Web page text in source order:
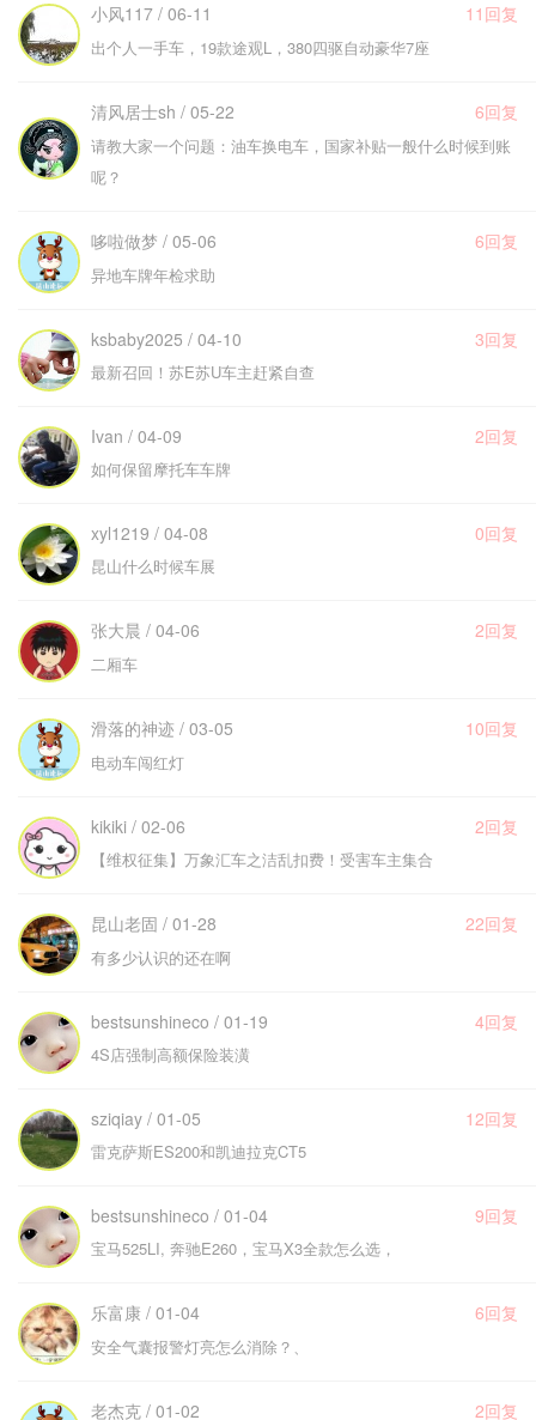
小风117 / 06-11 11回复
出个人一手车，19款途观L，380四驱自动豪华7座
清风居士sh / 05-22 6回复
请教大家一个问题：油车换电车，国家补贴一般什么时候到账
呢？
哆啦做梦 / 05-06 6回复
异地车牌年检求助
ksbaby2025 / 04-10 3回复
最新召回！苏E苏U车主赶紧自查
Ivan / 04-09 2回复
如何保留摩托车车牌
xyl1219 / 04-08 0回复
昆山什么时候车展
张大晨 / 04-06 2回复
二厢车
滑落的神迹 / 03-05 10回复
电动车闯红灯
kikiki / 02-06 2回复
【维权征集】万象汇车之洁乱扣费！受害车主集合
昆山老固 / 01-28 22回复
有多少认识的还在啊
bestsunshineco / 01-19 4回复
4S店强制高额保险装潢
sziqiay / 01-05 12回复
雷克萨斯ES200和凯迪拉克CT5
bestsunshineco / 01-04 9回复
宝马525LI, 奔驰E260，宝马X3全款怎么选，
乐富康 / 01-04 6回复
安全气囊报警灯亮怎么消除？、
老杰克 / 01-02 2回复